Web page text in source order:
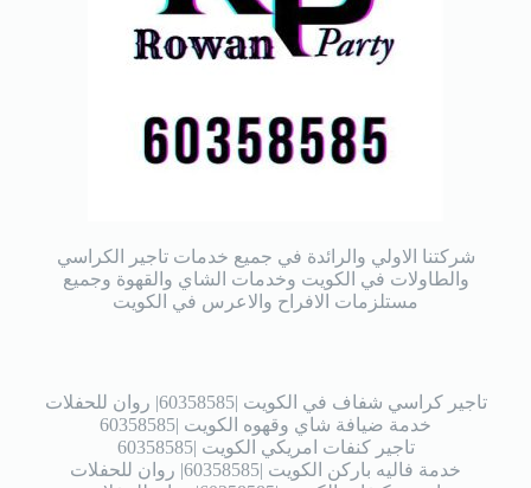
شركتنا الاولي والرائدة في جميع خدمات تاجير الكراسي
والطاولات في الكويت وخدمات الشاي والقهوة وجميع
مستلزمات الافراح والاعرس في الكويت
تاجير كراسي شفاف في الكويت |60358585| روان للحفلات
خدمة ضيافة شاي وقهوه الكويت |60358585
تاجير كنفات امريكي الكويت |60358585
خدمة فاليه باركن الكويت |60358585| روان للحفلات